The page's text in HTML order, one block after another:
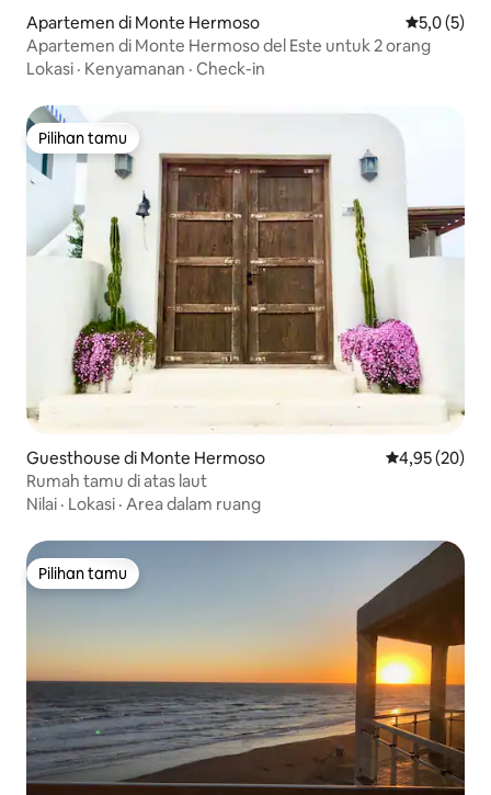
Apartemen di Monte Hermoso Nilai rata-
5,0 (5)
Apartemen di Monte Hermoso del Este untuk 2 orang
Lokasi · Kenyamanan · Check-in
Pilihan tamu
Pilihan tamu
Guesthouse di Monte Hermoso Nilai rata-rata
4,95 (20)
Rumah tamu di atas laut
Nilai · Lokasi · Area dalam ruang
Pilihan tamu
Pilihan tamu